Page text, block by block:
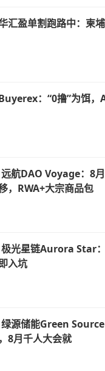
汇盈单割跑路中：柬
：“0撸”为饵，
航DAO Voyage：8
，RWA+大宗商品包
极光星链Aurora Star
入坑
源储能Green
8月千人大会就